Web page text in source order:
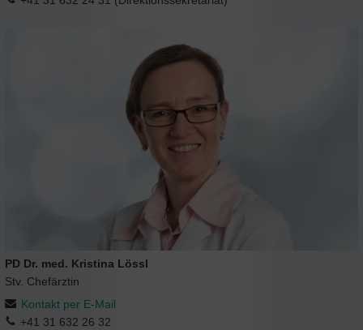
PD Dr. med. Kristina Lössl
Stv. Chefärztin
Kontakt per E-Mail
+41 31 632 26 32